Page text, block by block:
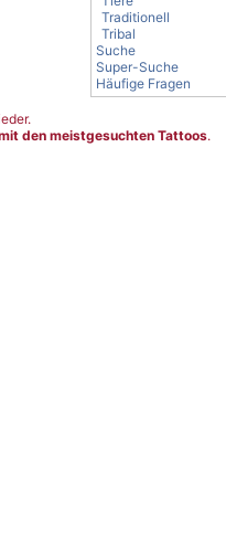
Traditionell
Tribal
Suche
Super-Suche
Häufige Fragen
den meistgesuchten Tattoos.